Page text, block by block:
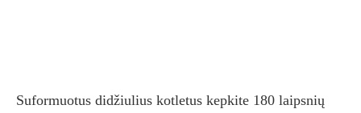
Suformuotus didžiulius kotletus kepkite 180 laipsnių